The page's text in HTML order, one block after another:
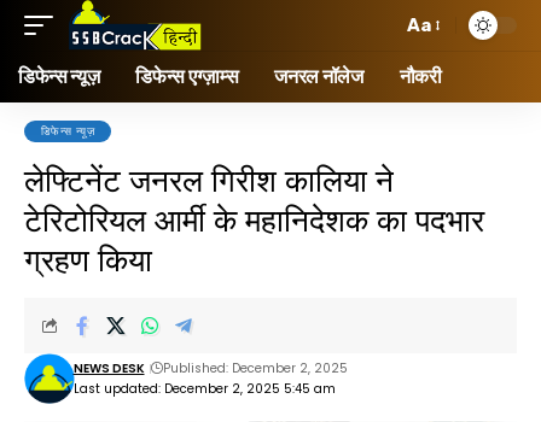
Aa
डिफेन्स न्यूज़ डिफेन्स एग्ज़ाम्स जनरल नॉलेज नौकरी
डिफेन्स न्यूज़
लेफ्टिनेंट जनरल गिरीश कालिया ने
टेरिटोरियल आर्मी के महानिदेशक का पदभार
ग्रहण किया
Last updated: December 2, 2025 5:45 am
NEWS DESK Published: December 2, 2025